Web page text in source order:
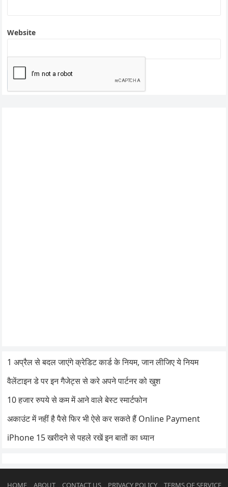
Website
1 अप्रैल से बदल जाएंगे क्रेडिट कार्ड के नियम, जान लीजिए ये नियम
वैलेंटाइन डे पर इन गैजेट्स से करे अपने पार्टनर को खुश
10 हजार रुपये से कम में आने वाले बेस्ट स्मार्टफोन
अकाउंट में नहीं है पैसे फिर भी ऐसे कर सकते हैं Online Payment
iPhone 15 खरीदने से पहले रखें इन बातों का ध्यान
HOME ABOUT CONTACT US PRIVACY POLICY TERMS OF SERVICE